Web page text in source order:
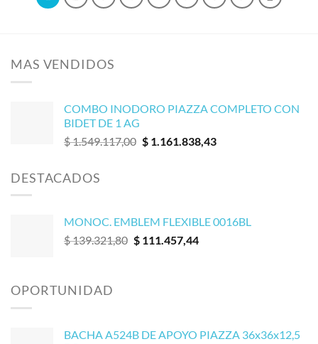
MAS VENDIDOS
COMBO INODORO PIAZZA COMPLETO CON
BIDET DE 1 AG
$1.549.117,00 El
$1.161.838,43El
DESTACADOS
MONOC. EMBLEM FLEXIBLE 0016BL
$139.321,80 El
$111.457,44El
OPORTUNIDAD
BACHA A524B DE APOYO PIAZZA 36x36x12,5